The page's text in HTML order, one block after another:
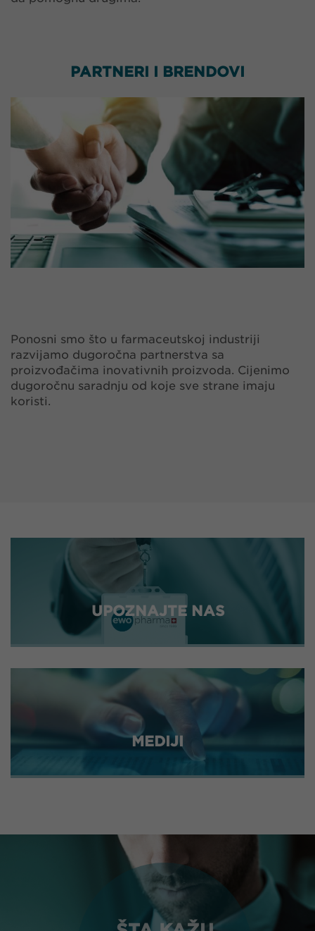
PARTNERI I BRENDOVI
Ponosni smo što u farmaceutskoj industriji
razvijamo dugoročna partnerstva sa
proizvođačima inovativnih proizvoda. Cijenimo
dugoročnu saradnju od koje sve strane imaju
koristi.
UPOZNAJTE NAS
MEDIJI